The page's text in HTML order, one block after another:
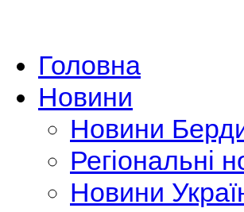
Головна
Новини
Новини
Регіональні
Новини